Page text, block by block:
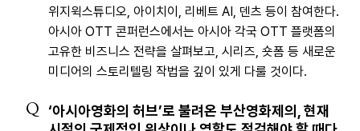
위지윅스튜디오, 아이치이, 리베트 AI, 덴츠 등이 참여한다.
아시아 OTT 콘퍼런스에서는 아시아 각국 OTT 플랫폼의
고유한 비즈니스 전략을 살펴보고, 시리즈, 숏폼 등 새로운
미디어의 스토리텔링 작법을 깊이 있게 다룰 것이다.
Q ‘아시아영화의 허브’로 불려온 부산영화제의, 현재